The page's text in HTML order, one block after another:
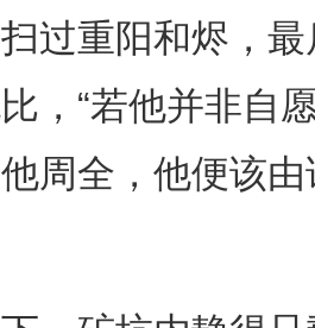
过重阳和烬，
，“若他并非
周全，他便该